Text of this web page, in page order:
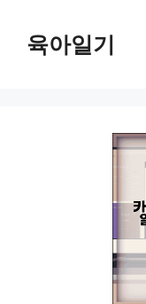
육아일기